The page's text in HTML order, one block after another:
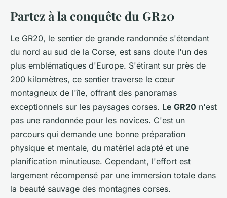
Partez à la conquête du GR20
Le GR20, le sentier de grande randonnée s'étendant
du nord au sud de la Corse, est sans doute l'un des
plus emblématiques d'Europe. S'étirant sur près de
200 kilomètres, ce sentier traverse le cœur
montagneux de l'île, offrant des panoramas
exceptionnels sur les paysages corses. Le GR20 n'est
pas une randonnée pour les novices. C'est un
parcours qui demande une bonne préparation
physique et mentale, du matériel adapté et une
planification minutieuse. Cependant, l'effort est
largement récompensé par une immersion totale dans
la beauté sauvage des montagnes corses.